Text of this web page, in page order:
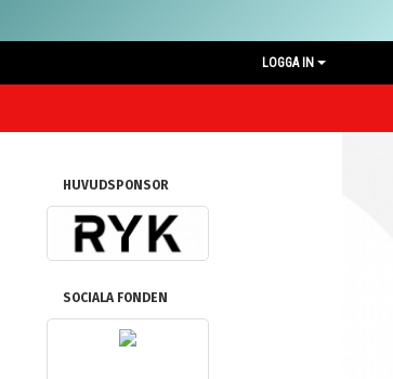
LOGGA IN
HUVUDSPONSOR
SOCIALA FONDEN